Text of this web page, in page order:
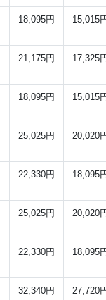
18,095円 15,015
21,175円 17,325
18,095円 15,015
25,025円 20,020
22,330円 18,095
25,025円 20,020
22,330円 18,095
32,340円 27,720